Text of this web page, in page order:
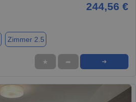
244,56 €
Zimmer 2.5
★ ➦ ➜